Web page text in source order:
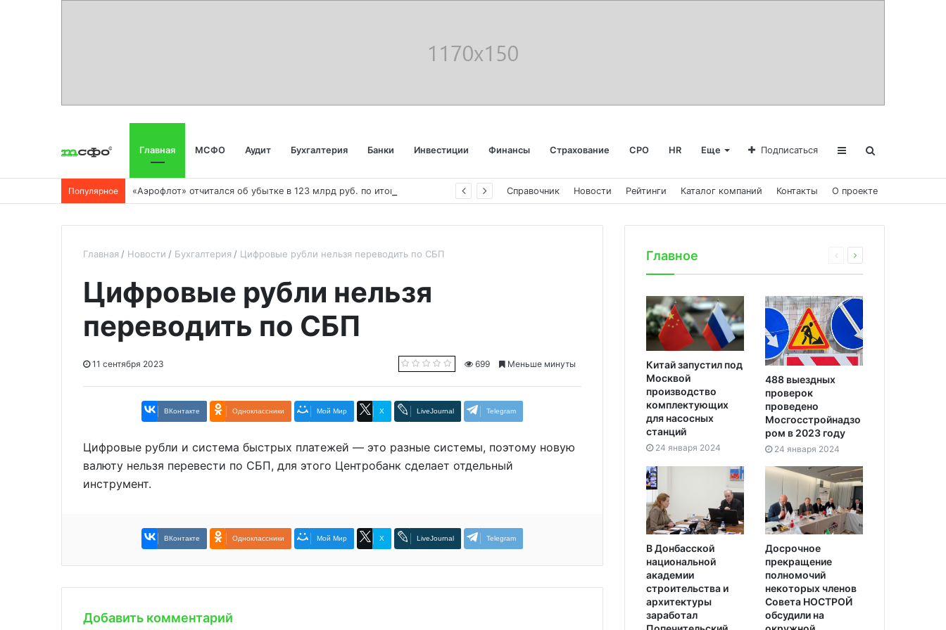
Главная МСФО Аудит Бухгалтерия Банки Инвестиции Финансы Страхование СРО HR Еще Подписаться
Популярное Справочник Новости Рейтинги Каталог компаний Контакты О проекте
Главная Новости Бухгалтерия Цифровые рубли нельзя переводить по СБП
Цифровые рубли нельзя
переводить по СБП
11 сентября 2023 699 Меньше минуты
ВКонтакте Одноклассники Мой Мир X LiveJournal Telegram
Цифровые рубли и система быстрых платежей — это разные системы, поэтому новую
валюту нельзя перевести по СБП, для этого Центробанк сделает отдельный
инструмент.
ВКонтакте Одноклассники Мой Мир X LiveJournal Telegram
Добавить комментарий
Главное
Китай запустил под
Москвой
производство
комплектующих
для насосных
станций
24 января 2024
488 выездных
проверок
проведено
Мосгосстройнадзо
ром в 2023 году
24 января 2024
В Донбасской
национальной
академии
строительства и
архитектуры
заработал
Досрочное
прекращение
полномочий
некоторых членов
Совета НОСТРОЙ
обсудили на